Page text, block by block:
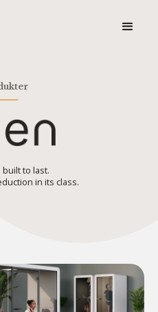
built to last.
in its class.